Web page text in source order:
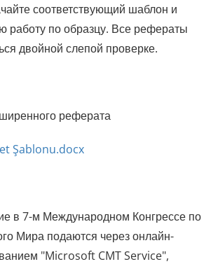
соответствующий шаблон и
работу по образцу. Все рефераты
двойной слепой проверке.
реферата
Şablonu.docx
в 7-м Международном Конгрессе по
Мира подаются через онлайн-
"Microsoft CMT Service",